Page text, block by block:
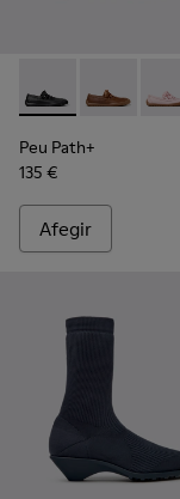
Peu Path+ -Peu Path+
Peu Path+
135 €
Afegir